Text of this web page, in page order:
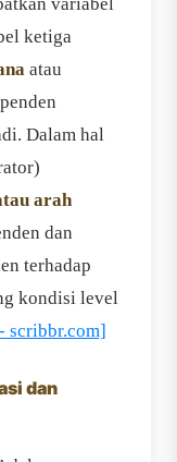
ketiga
atau
Dalam hal
arah
dan
terhadap
kondisi level
scribbr.com]
dan